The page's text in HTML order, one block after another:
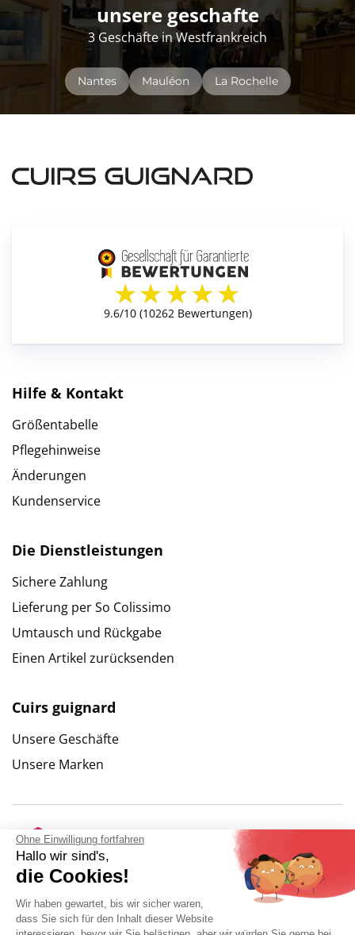
Ohne Einwilligung fortfahren
Hallo wir sind's,
die Cookies!
Wir haben gewartet, bis wir sicher waren,
dass Sie sich für den Inhalt dieser Website
unsere geschafte
3 Geschäfte in Westfrankreich
Nantes Mauléon La Rochelle
Hilfe & Kontakt
Größentabelle
Pflegehinweise
Änderungen
Kundenservice
Die Dienstleistungen
Sichere Zahlung
Lieferung per So Colissimo
Umtausch und Rückgabe
Einen Artikel zurücksenden
Cuirs guignard
Unsere Geschäfte
Unsere Marken